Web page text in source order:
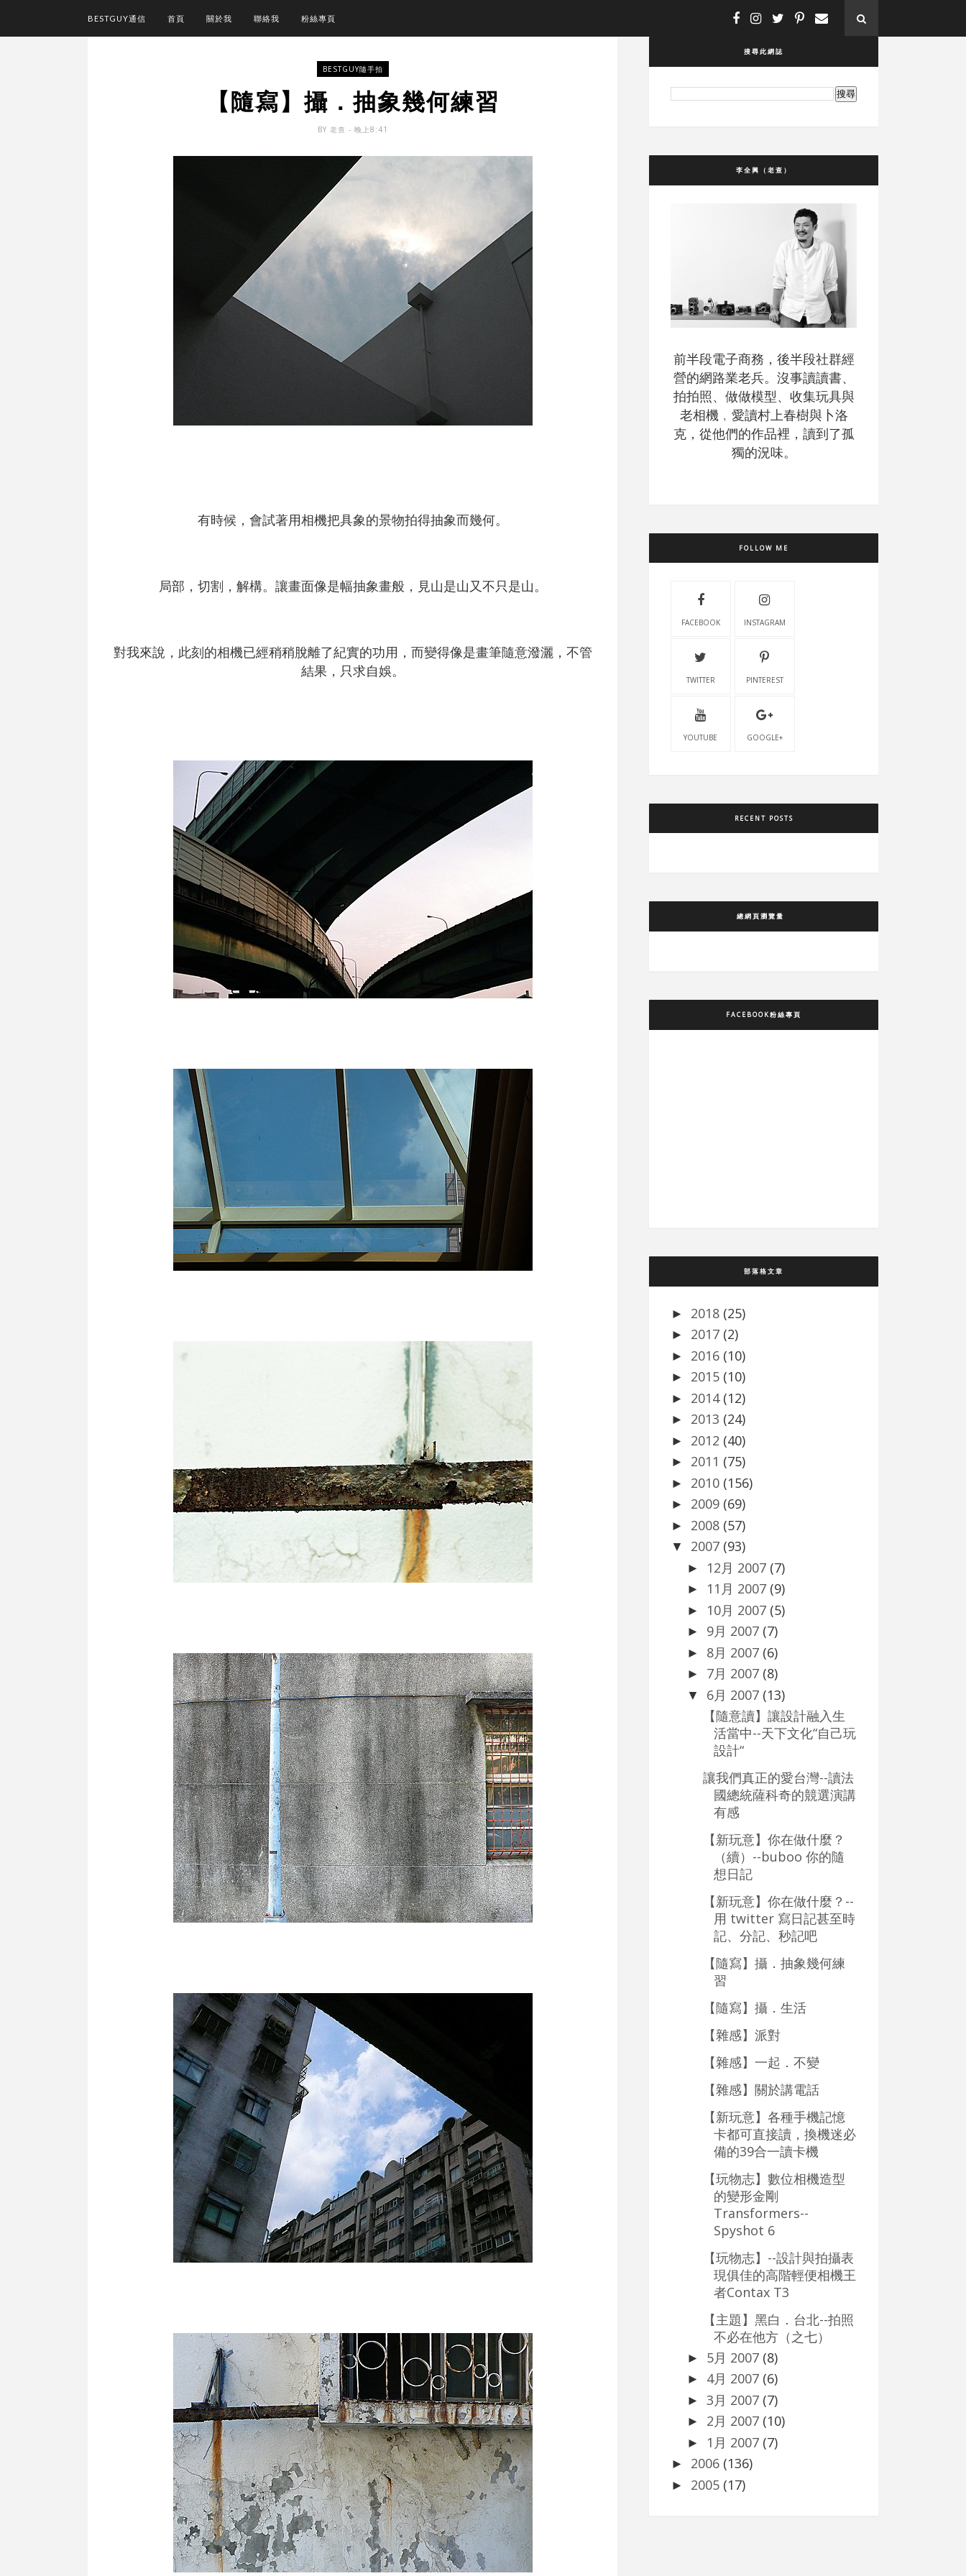
BESTGUY通信 首頁 關於我 聯絡我 粉絲專頁
BESTGUY隨手拍
【隨寫】攝．抽象幾何練習
BY 老查 - 晚上8:41
有時候，會試著用相機把具象的景物拍得抽象而幾何。
局部，切割，解構。讓畫面像是幅抽象畫般，見山是山又不只是山。
對我來說，此刻的相機已經稍稍脫離了紀實的功用，而變得像是畫筆隨意潑灑，不管
結果，只求自娛。
搜尋此網誌
李全興（老查）
前半段電子商務，後半段社群經
營的網路業老兵。沒事讀讀書、
拍拍照、做做模型、收集玩具與
老相機﹐愛讀村上春樹與卜洛
克，從他們的作品裡，讀到了孤
獨的況味。
FOLLOW ME
FACEBOOK INSTAGRAM
TWITTER PINTEREST
YOUTUBE GOOGLE+
RECENT POSTS
總網頁瀏覽量
FACEBOOK粉絲專頁
部落格文章
► 2018 (25)
► 2017 (2)
► 2016 (10)
► 2015 (10)
► 2014 (12)
► 2013 (24)
► 2012 (40)
► 2011 (75)
► 2010 (156)
► 2009 (69)
► 2008 (57)
▼ 2007 (93)
► 12月 2007 (7)
► 11月 2007 (9)
► 10月 2007 (5)
► 9月 2007 (7)
► 8月 2007 (6)
► 7月 2007 (8)
▼ 6月 2007 (13)
【隨意讀】讓設計融入生
活當中--天下文化“自己玩
設計“
讓我們真正的愛台灣--讀法
國總統薩科奇的競選演講
有感
【新玩意】你在做什麼？
（續）--buboo 你的隨
想日記
【新玩意】你在做什麼？--
用 twitter 寫日記甚至時
記、分記、秒記吧
【隨寫】攝．抽象幾何練
習
【隨寫】攝．生活
【雜感】派對
【雜感】一起．不變
【雜感】關於講電話
【新玩意】各種手機記憶
卡都可直接讀，換機迷必
備的39合一讀卡機
【玩物志】數位相機造型
的變形金剛
Transformers--
Spyshot 6
【玩物志】--設計與拍攝表
現俱佳的高階輕便相機王
者Contax T3
【主題】黑白．台北--拍照
不必在他方（之七）
► 5月 2007 (8)
► 4月 2007 (6)
► 3月 2007 (7)
► 2月 2007 (10)
► 1月 2007 (7)
► 2006 (136)
► 2005 (17)